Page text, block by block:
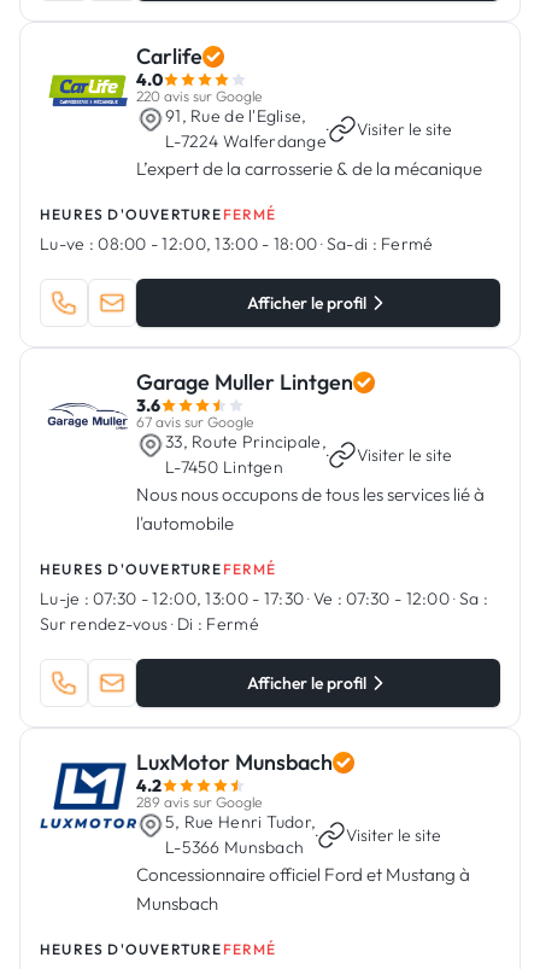
Carlife
4.0
220 avis sur Google
91, Rue de l'Eglise,
L-7224 Walferdange
· Visiter le site
L’expert de la carrosserie & de la mécanique
HEURES D'OUVERTURE FERMÉ
Lu-ve : 08:00 - 12:00, 13:00 - 18:00·Sa-di : Fermé
Afficher le profil
Garage Muller Lintgen
3.6
67 avis sur Google
33, Route Principale,
L-7450 Lintgen
· Visiter le site
Nous nous occupons de tous les services lié à
l'automobile
HEURES D'OUVERTURE FERMÉ
Lu-je : 07:30 - 12:00, 13:00 - 17:30·Ve : 07:30 - 12:00·Sa :
Sur rendez-vous· Di : Fermé
Afficher le profil
LuxMotor Munsbach
4.2
289 avis sur Google
5, Rue Henri Tudor,
L-5366 Munsbach
· Visiter le site
Concessionnaire officiel Ford et Mustang à
Munsbach
HEURES D'OUVERTURE FERMÉ